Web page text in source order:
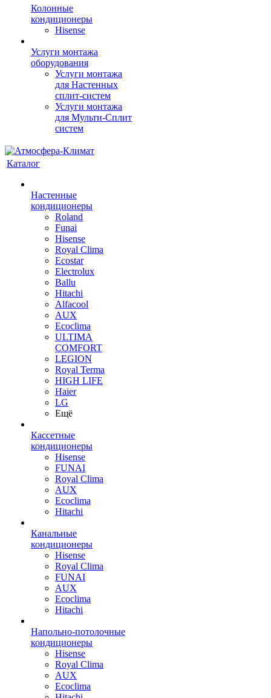
Колонные
кондиционеры
Hisense
Услуги монтажа
оборудования
Услуги монтажа
для Настенных
сплит-систем
Услуги монтажа
для Мульти-Сплит
систем
Каталог
Настенные
кондиционеры
Roland
Funai
Hisense
Royal Clima
Ecostar
Electrolux
Ballu
Hitachi
Alfacool
AUX
Ecoclima
ULTIMA
COMFORT
LEGION
Royal Terma
HIGH LIFE
Haier
LG
Ещё
Кассетные
кондиционеры
Hisense
FUNAI
Royal Clima
AUX
Ecoclima
Hitachi
Канальные
кондиционеры
Hisense
Royal Clima
FUNAI
AUX
Ecoclima
Hitachi
Напольно-потолочные
кондиционеры
Hisense
Royal Clima
AUX
Ecoclima